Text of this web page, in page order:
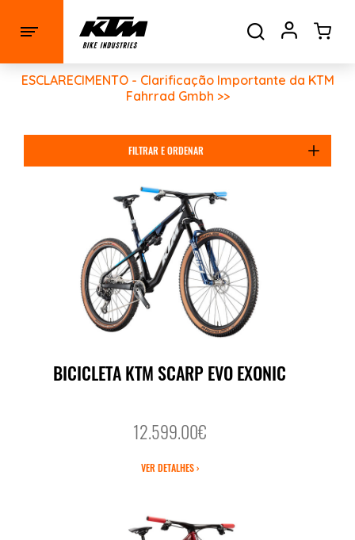
ESCLARECIMENTO - Clarificação Importante da KTM
Fahrrad Gmbh >>
FILTRAR E ORDENAR
BICICLETA KTM SCARP EVO EXONIC
12.599.00€
VER DETALHES ›